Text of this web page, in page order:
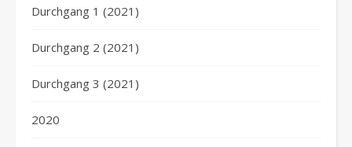
Durchgang 1 (2021)
Durchgang 2 (2021)
Durchgang 3 (2021)
2020